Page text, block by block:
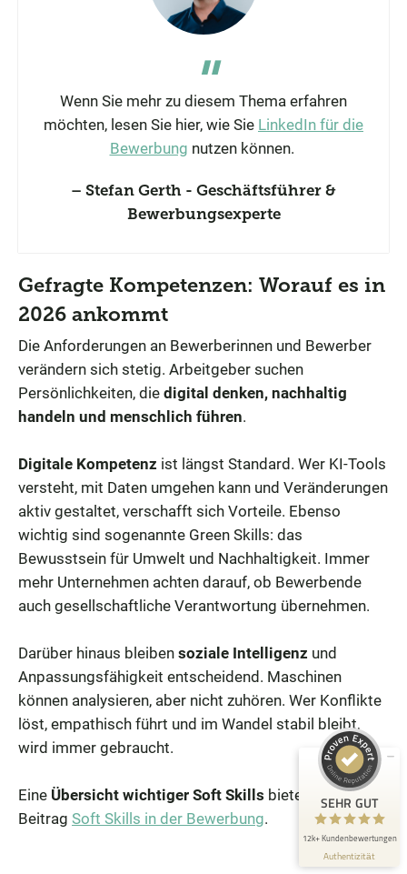
Wenn Sie mehr zu diesem Thema erfahren
möchten, lesen Sie hier, wie Sie LinkedIn für die
Bewerbung nutzen können.
Stefan Gerth - Geschäftsführer &
Bewerbungsexperte
Gefragte Kompetenzen: Worauf es in
2026 ankommt
Die Anforderungen an Bewerberinnen und Bewerber
verändern sich stetig. Arbeitgeber suchen
Persönlichkeiten, die digital denken, nachhaltig
handeln und menschlich führen.
Digitale Kompetenz ist längst Standard. Wer KI-Tools
versteht, mit Daten umgehen kann und Veränderungen
aktiv gestaltet, verschafft sich Vorteile. Ebenso
wichtig sind sogenannte Green Skills: das
Bewusstsein für Umwelt und Nachhaltigkeit. Immer
mehr Unternehmen achten darauf, ob Bewerbende
auch gesellschaftliche Verantwortung übernehmen.
Darüber hinaus bleiben soziale Intelligenz und
Anpassungsfähigkeit entscheidend. Maschinen
können analysieren, aber nicht zuhören. Wer Konflikte
löst, empathisch führt und im Wandel stabil bleibt,
wird immer gebraucht.
Eine Übersicht wichtiger Soft Skills bietet unser
Beitrag Soft Skills in der Bewerbung.
SEHR GUT
12k+ Kundenbewertungen
Authentizität
98%
Empfehlungen auf
SEHR GUT
4,88 / 5,00
2.428
Bewertungen auf
ProvenExpert.com
anderen Quellen
Blick aufs ProvenExpert-Profil werfen
4.8.2026